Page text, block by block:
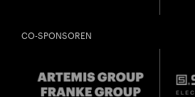
CO-SPONSOREN